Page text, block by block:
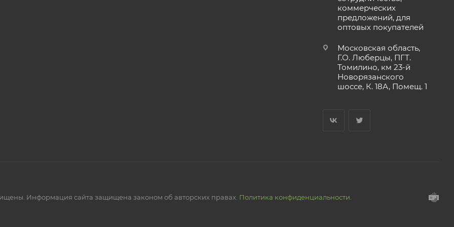
коммерческих
предложений, для
оптовых покупателей
Московская область,
Г.О. Люберцы, ПГТ.
Томилино, км 23-й
Новорязанского
шоссе, К. 18А, Помещ. 1
Информация сайта защищена законом об авторских правах. Политика конфиденциальности.